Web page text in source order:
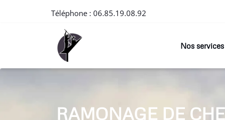
Téléphone : 06.85.19.08.92
Nos services
RAMONAGE DE